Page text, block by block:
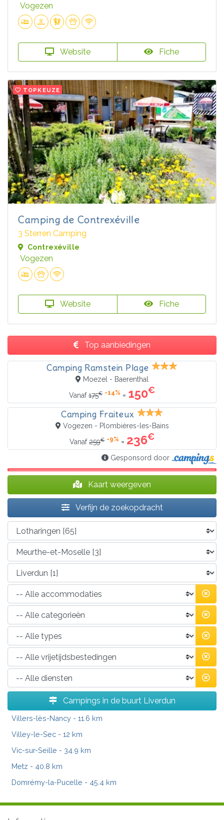
Vogezen
Website Fiche
TOPKEUZE
Camping de Contrexéville
3 Sterren Camping
Contrexéville
Vogezen
Website Fiche
Top aanbiedingen
Camping Ramstein Plage
Moezel - Baerenthal
Vanaf175€ -14% = 150€
Camping Fraiteux
Vogezen - Plombières-les-Bains
Vanaf259€ -9% = 236€
Gesponsord door
Kaart weergeven
Verfijn de zoekopdracht
Campings in de buurt Liverdun
Villers-lès-Nancy - 11.6 km
Villey-le-Sec - 12 km
Vic-sur-Seille - 34.9 km
Metz - 40.8 km
Domrémy-la-Pucelle - 45.4 km